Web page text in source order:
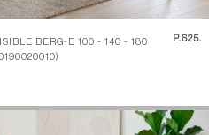
BERG-E 100 - 140 - 180
P.625.